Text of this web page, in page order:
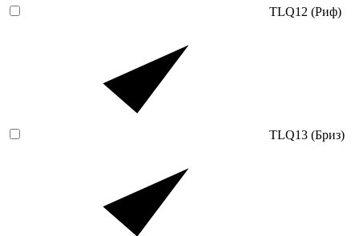
TLQ12 (Риф)
TLQ13 (Бриз)